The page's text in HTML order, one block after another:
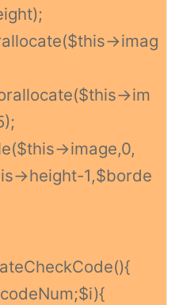
>imag
>im
>image,0,
>height-1,$borde